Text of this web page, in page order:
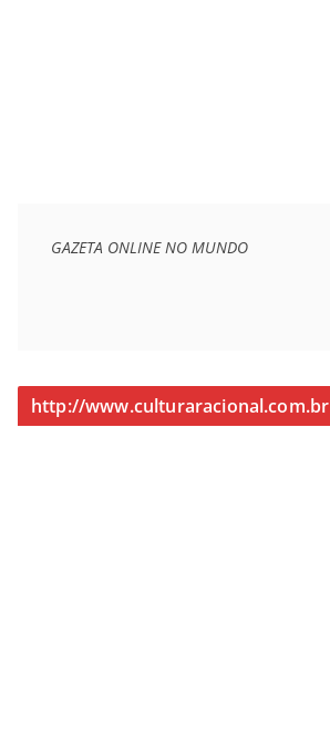
GAZETA ONLINE NO MUNDO
http://www.culturaracional.com.br